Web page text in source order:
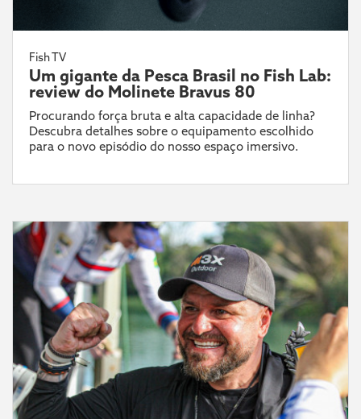
Fish TV
Um gigante da Pesca Brasil no Fish Lab:
review do Molinete Bravus 80
Procurando força bruta e alta capacidade de linha?
Descubra detalhes sobre o equipamento escolhido
para o novo episódio do nosso espaço imersivo.